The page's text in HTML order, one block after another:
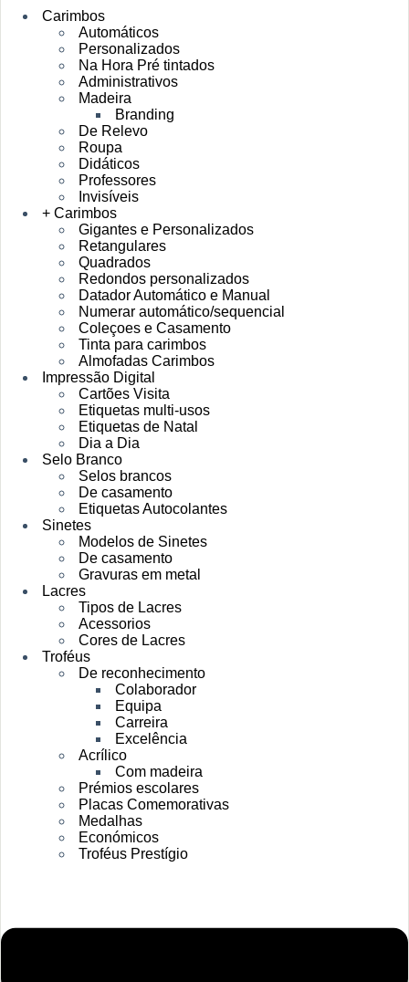
Carimbos
Automáticos
Personalizados
Na Hora Pré tintados
Administrativos
Madeira
Branding
De Relevo
Roupa
Didáticos
Professores
Invisíveis
+ Carimbos
Gigantes e Personalizados
Retangulares
Quadrados
Redondos personalizados
Datador Automático e Manual
Numerar automático/sequencial
Coleçoes e Casamento
Tinta para carimbos
Almofadas Carimbos
Impressão Digital
Cartões Visita
Etiquetas multi-usos
Etiquetas de Natal
Dia a Dia
Selo Branco
Selos brancos
De casamento
Etiquetas Autocolantes
Sinetes
Modelos de Sinetes
De casamento
Gravuras em metal
Lacres
Tipos de Lacres
Acessorios
Cores de Lacres
Troféus
De reconhecimento
Colaborador
Equipa
Carreira
Excelência
Acrílico
Com madeira
Prémios escolares
Placas Comemorativas
Medalhas
Económicos
Troféus Prestígio